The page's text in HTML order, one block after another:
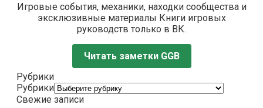
Игровые события, механики, находки сообщества и
эксклюзивные материалы Книги игровых
руководств только в ВК.
Читать заметки GGB
Рубрики
Рубрики
Свежие записи